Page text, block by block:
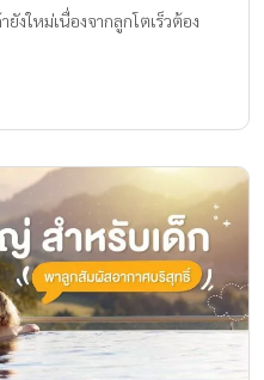
งใหม่เนื่องจากลูกโตเร็วต้อง